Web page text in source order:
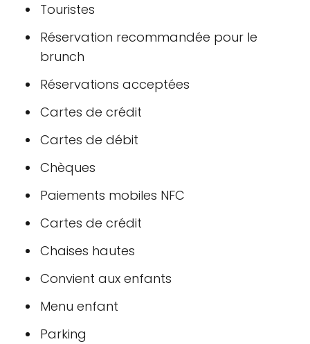
Touristes
Réservation recommandée pour le
brunch
Réservations acceptées
Cartes de crédit
Cartes de débit
Chèques
Paiements mobiles NFC
Cartes de crédit
Chaises hautes
Convient aux enfants
Menu enfant
Parking